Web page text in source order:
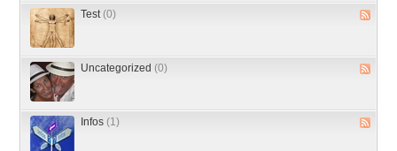
Test (0)
Uncategorized (0)
Infos (1)